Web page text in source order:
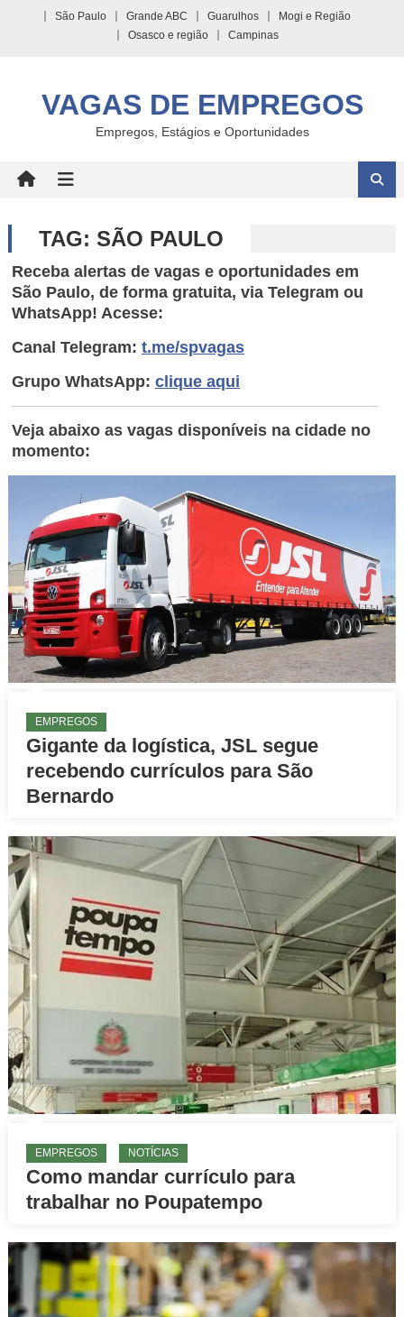
São Paulo Grande ABC Guarulhos
Mogi e Região
Osasco e região
Campinas
VAGAS DE EMPREGOS
Empregos, Estágios e Oportunidades
TAG: SÃO PAULO
Receba alertas de vagas e oportunidades em
São Paulo, de forma gratuita, via Telegram ou
WhatsApp! Acesse:
Canal Telegram: t.me/spvagas
Grupo WhatsApp: clique aqui
Veja abaixo as vagas disponíveis na cidade no
momento:
EMPREGOS
Gigante da logística, JSL segue
recebendo currículos para São
Bernardo
EMPREGOS NOTÍCIAS
Como mandar currículo para
trabalhar no Poupatempo